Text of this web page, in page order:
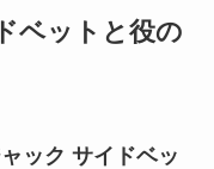
ベットと役の
ック サイドベッ